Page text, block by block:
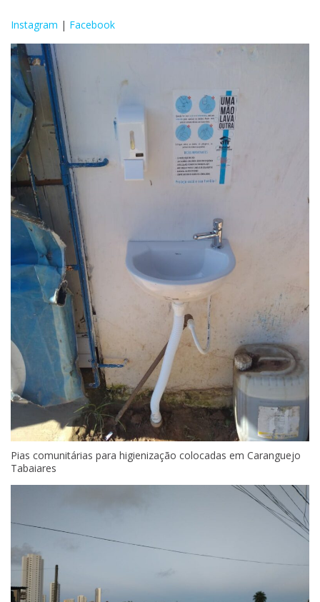
Instagram | Facebook
Pias comunitárias para higienização colocadas em Caranguejo
Tabaiares